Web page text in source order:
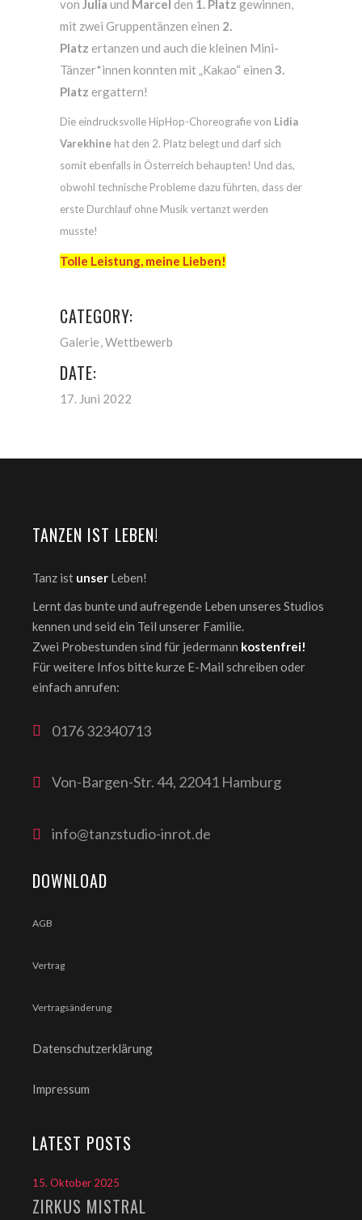
von Julia und Marcel den 1. Platz gewinnen,
mit zwei Gruppentänzen einen 2.
Platz ertanzen und auch die kleinen Mini-
Tänzer*innen konnten mit „Kakao“ einen 3.
Platz ergattern!
Die eindrucksvolle HipHop-Choreografie von Lidia
Varekhine hat den 2. Platz belegt und darf sich
somit ebenfalls in Österreich behaupten! Und das,
obwohl technische Probleme dazu führten, dass der
erste Durchlauf ohne Musik vertanzt werden
musste!
Tolle Leistung, meine Lieben!
CATEGORY:
Galerie Wettbewerb
DATE:
17. Juni 2022
TANZEN IST LEBEN!
Tanz ist unser Leben!
Lernt das bunte und aufregende Leben unseres Studios
kennen und seid ein Teil unserer Familie.
Zwei Probestunden sind für jedermann kostenfrei!
Für weitere Infos bitte kurze E-Mail schreiben oder
einfach anrufen:
0176 32340713
Von-Bargen-Str. 44, 22041 Hamburg
info@tanzstudio-inrot.de
DOWNLOAD
AGB
Vertrag
Vertragsänderung
Datenschutzerklärung
Impressum
LATEST POSTS
15. Oktober 2025
ZIRKUS MISTRAL